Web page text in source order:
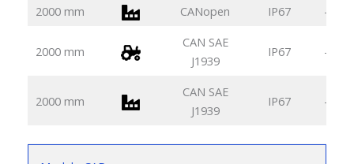
2000 mm
CANopen IP67 -40°
2000 mm
CAN SAE
J1939
IP67 -40°
2000 mm
CAN SAE
J1939
IP67 -40°